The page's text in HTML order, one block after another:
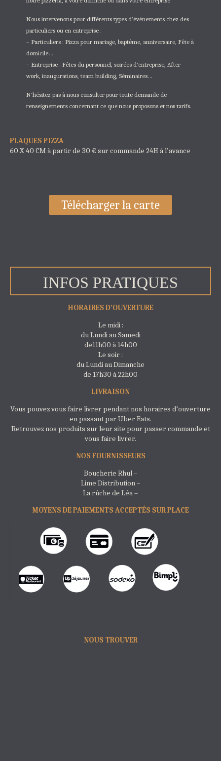
Nous intervenons pour différents types d’événements chez des
particuliers ou en entreprise :
– Particuliers : Pizza pour mariage, baptême, anniversaire, Fête à
domicile…
– Entreprise : Fêtes du personnel, soirées d’entreprise, After
work, inaugurations, team building, Séminaires…
N’hésitez pas à nous consulter pour toute demande de
renseignements concernant ce que nous proposons et nos tarifs.
PLAQUES PIZZA
60 X 40 CM à partir de 30 € sur commande 24H à l’avance
Télécharger la carte
INFOS PRATIQUES
HORAIRES D’OUVERTURE
Le midi :
du Lundi au Samedi
de11h00 à 14h00
Le soir :
du Lundi au Dimanche
de 17h30 à 22h00
LIVRAISON
Vous pouvez vous faire livrer pendant nos horaires d’ouverture
en passant par Uber Eats.
Retrouvez nos produits sur leur site pour passer commande et
vous faire livrer.
NOS FOURNISSEURS
Boucherie Rhul –
Lime Distribution –
La rûche de Léa –
MOYENS DE PAIEMENTS ACCEPTÉS SUR PLACE
NOUS TROUVER